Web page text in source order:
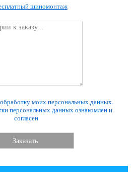
шиномонтаж
обработку моих персональных данных.
персональных данных ознакомлен и
согласен